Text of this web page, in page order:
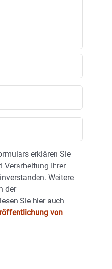
erklären Sie
Verarbeitung Ihrer
Weitere
der
Sie hier auch
von